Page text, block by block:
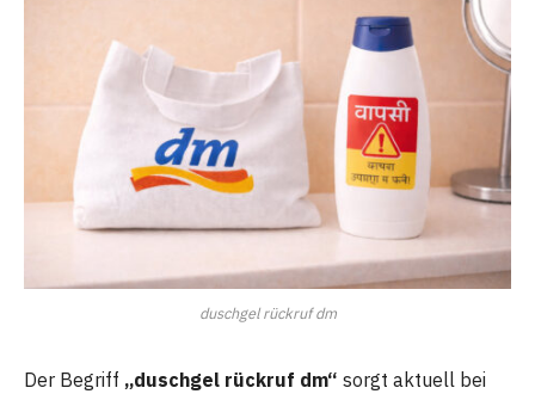
duschgel rückruf dm
Der Begriff „duschgel rückruf dm“ sorgt aktuell bei